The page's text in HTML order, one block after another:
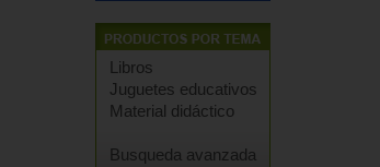
Libros
Juguetes educativos
Material didáctico
Busqueda avanzada